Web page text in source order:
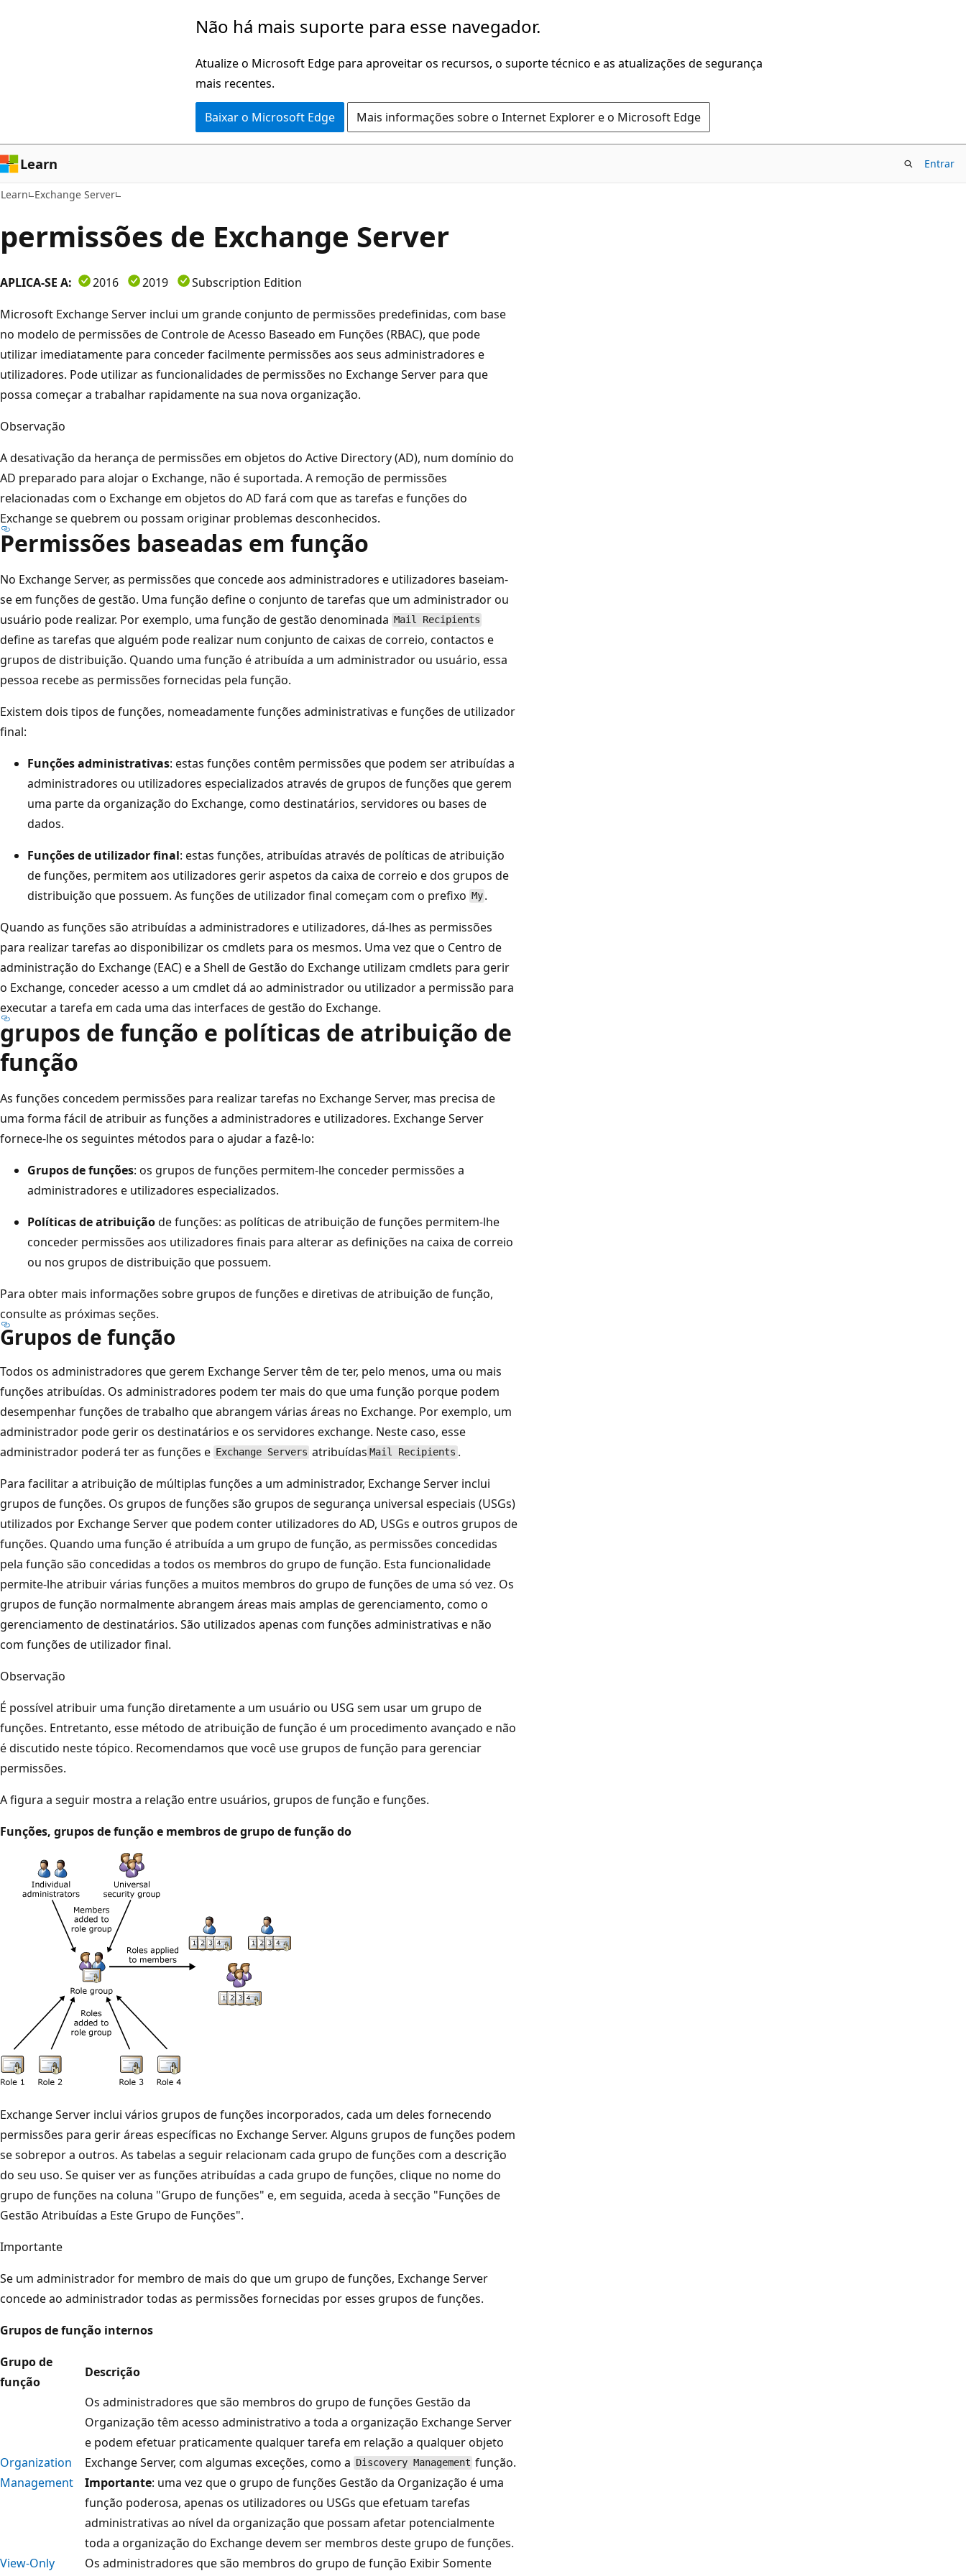
Não há mais suporte para esse navegador.
Atualize o Microsoft Edge para aproveitar os recursos, o suporte técnico e as atualizações de segurança
mais recentes.
Baixar o Microsoft Edge Mais informações sobre o Internet Explorer e o Microsoft Edge
Learn Entrar
Learn Exchange Server
permissões de Exchange Server
APLICA-SE A: 2016 2019
Subscription Edition
Microsoft Exchange Server inclui um grande conjunto de permissões predefinidas, com base
no modelo de permissões de Controle de Acesso Baseado em Funções (RBAC), que pode
utilizar imediatamente para conceder facilmente permissões aos seus administradores e
utilizadores. Pode utilizar as funcionalidades de permissões no Exchange Server para que
possa começar a trabalhar rapidamente na sua nova organização.
Observação
A desativação da herança de permissões em objetos do Active Directory (AD), num domínio do
AD preparado para alojar o Exchange, não é suportada. A remoção de permissões
relacionadas com o Exchange em objetos do AD fará com que as tarefas e funções do
Exchange se quebrem ou possam originar problemas desconhecidos.
Permissões baseadas em função
No Exchange Server, as permissões que concede aos administradores e utilizadores baseiam-
se em funções de gestão. Uma função define o conjunto de tarefas que um administrador ou
usuário pode realizar. Por exemplo, uma função de gestão denominada Mail Recipients
define as tarefas que alguém pode realizar num conjunto de caixas de correio, contactos e
grupos de distribuição. Quando uma função é atribuída a um administrador ou usuário, essa
pessoa recebe as permissões fornecidas pela função.
Existem dois tipos de funções, nomeadamente funções administrativas e funções de utilizador
final:
Funções administrativas: estas funções contêm permissões que podem ser atribuídas a
administradores ou utilizadores especializados através de grupos de funções que gerem
uma parte da organização do Exchange, como destinatários, servidores ou bases de
dados.
Funções de utilizador final: estas funções, atribuídas através de políticas de atribuição
de funções, permitem aos utilizadores gerir aspetos da caixa de correio e dos grupos de
distribuição que possuem. As funções de utilizador final começam com o prefixo My .
Quando as funções são atribuídas a administradores e utilizadores, dá-lhes as permissões
para realizar tarefas ao disponibilizar os cmdlets para os mesmos. Uma vez que o Centro de
administração do Exchange (EAC) e a Shell de Gestão do Exchange utilizam cmdlets para gerir
o Exchange, conceder acesso a um cmdlet dá ao administrador ou utilizador a permissão para
executar a tarefa em cada uma das interfaces de gestão do Exchange.
grupos de função e políticas de atribuição de
função
As funções concedem permissões para realizar tarefas no Exchange Server, mas precisa de
uma forma fácil de atribuir as funções a administradores e utilizadores. Exchange Server
fornece-lhe os seguintes métodos para o ajudar a fazê-lo:
Grupos de funções: os grupos de funções permitem-lhe conceder permissões a
administradores e utilizadores especializados.
Políticas de atribuiçãode funções: as políticas de atribuição de funções permitem-lhe
conceder permissões aos utilizadores finais para alterar as definições na caixa de correio
ou nos grupos de distribuição que possuem.
Para obter mais informações sobre grupos de funções e diretivas de atribuição de função,
consulte as próximas seções.
Grupos de função
Todos os administradores que gerem Exchange Server têm de ter, pelo menos, uma ou mais
funções atribuídas. Os administradores podem ter mais do que uma função porque podem
desempenhar funções de trabalho que abrangem várias áreas no Exchange. Por exemplo, um
administrador pode gerir os destinatários e os servidores exchange. Neste caso, esse
administrador poderá ter as funções e Exchange Servers atribuídas Mail Recipients .
Para facilitar a atribuição de múltiplas funções a um administrador, Exchange Server inclui
grupos de funções. Os grupos de funções são grupos de segurança universal especiais (USGs)
utilizados por Exchange Server que podem conter utilizadores do AD, USGs e outros grupos de
funções. Quando uma função é atribuída a um grupo de função, as permissões concedidas
pela função são concedidas a todos os membros do grupo de função. Esta funcionalidade
permite-lhe atribuir várias funções a muitos membros do grupo de funções de uma só vez. Os
grupos de função normalmente abrangem áreas mais amplas de gerenciamento, como o
gerenciamento de destinatários. São utilizados apenas com funções administrativas e não
com funções de utilizador final.
Observação
É possível atribuir uma função diretamente a um usuário ou USG sem usar um grupo de
funções. Entretanto, esse método de atribuição de função é um procedimento avançado e não
é discutido neste tópico. Recomendamos que você use grupos de função para gerenciar
permissões.
A figura a seguir mostra a relação entre usuários, grupos de função e funções.
Funções, grupos de função e membros de grupo de função do
Exchange Server inclui vários grupos de funções incorporados, cada um deles fornecendo
permissões para gerir áreas específicas no Exchange Server. Alguns grupos de funções podem
se sobrepor a outros. As tabelas a seguir relacionam cada grupo de funções com a descrição
do seu uso. Se quiser ver as funções atribuídas a cada grupo de funções, clique no nome do
grupo de funções na coluna "Grupo de funções" e, em seguida, aceda à secção "Funções de
Gestão Atribuídas a Este Grupo de Funções".
Importante
Se um administrador for membro de mais do que um grupo de funções, Exchange Server
concede ao administrador todas as permissões fornecidas por esses grupos de funções.
Grupos de função internos
Grupo de
função
Descrição
Organization
Management
Os administradores que são membros do grupo de funções Gestão da
Organização têm acesso administrativo a toda a organização Exchange Server
e podem efetuar praticamente qualquer tarefa em relação a qualquer objeto
Exchange Server, com algumas exceções, como a Discovery Management função.
Importante: uma vez que o grupo de funções Gestão da Organização é uma
função poderosa, apenas os utilizadores ou USGs que efetuam tarefas
administrativas ao nível da organização que possam afetar potencialmente
toda a organização do Exchange devem ser membros deste grupo de funções.
View-Only
Os administradores que são membros do grupo de função Exibir Somente